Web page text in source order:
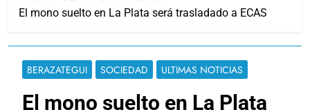
El mono suelto en La Plata será trasladado a ECAS
BERAZATEGUI SOCIEDAD ULTIMAS NOTICIAS
El mono suelto en La Plata